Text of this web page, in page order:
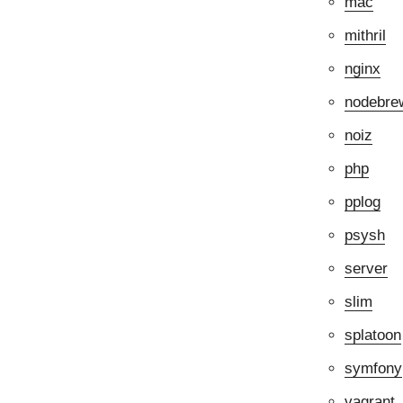
mithril
nginx
noiz
php
pplog
psysh
server
slim
splatoon
symfony